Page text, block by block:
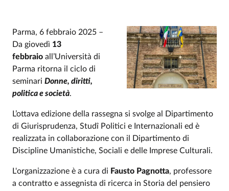
Parma, 6 febbraio 2025 –
Da giovedì 13
febbraio all’Università di
Parma ritorna il ciclo di
seminari Donne, diritti,
politica e società.
L’ottava edizione della rassegna si svolge al Dipartimento
di Giurisprudenza, Studî Politici e Internazionali ed è
realizzata in collaborazione con il Dipartimento di
Discipline Umanistiche, Sociali e delle Imprese Culturali.
L'organizzazione è a cura di Fausto Pagnotta, professore
a contratto e assegnista di ricerca in Storia del pensiero